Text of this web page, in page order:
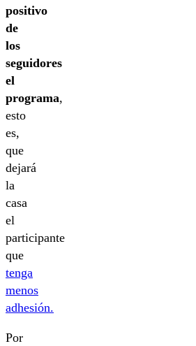
positivo
de
los
seguidores
el
programa,
esto
es,
que
dejará
la
casa
el
participante
que
tenga
menos
adhesión.
Por